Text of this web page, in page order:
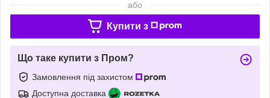
або
Купити з
Що таке купити з Пром?
Замовлення під захистом
Доступна доставка